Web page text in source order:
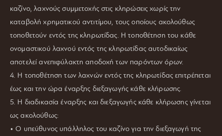
καζίνο, λαχνούς συμμετοχής στις κληρώσεις χωρίς την
καταβολή χρηματικού αντιτίμου, τους οποίους ακολούθως
τοποθετούν εντός της κληρωτίδας. Η τοποθέτηση του κάθε
ονομαστικού λαχνού εντός της κληρωτίδας αυτοδικαίως
αποτελεί ανεπιφύλακτη αποδοχή των παρόντων όρων.
4. Η τοποθέτηση των λαχνών εντός της κληρωτίδας επιτρέπεται
έως και την ώρα έναρξης διεξαγωγής κάθε κλήρωσης.
5. Η διαδικασία έναρξης και διεξαγωγής κάθε κλήρωσης γίνεται
ως ακολούθως:
• Ο υπεύθυνος υπάλληλος του καζίνο για την διεξαγωγή της